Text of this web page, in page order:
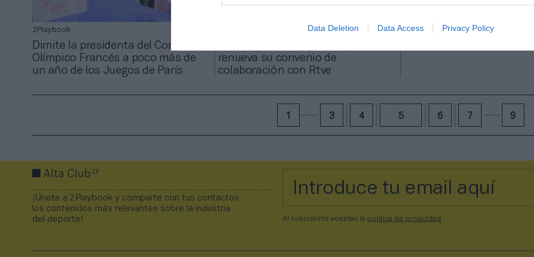
Data Deletion Data Access Privacy Policy
2Playbook
Dimite la presidenta del Comité
Olímpico Francés a poco más de
un año de los Juegos de París
renueva su convenio de
colaboración con Rtve
3 4 5 6 7 9
Alta Club2P
¡Únete a 2Playbook y comparte con tus contactos
los contenidos más relevantes sobre la industria
del deporte!
Al suscribirte aceptas la política de privacidad .